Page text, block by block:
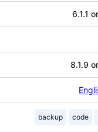
6.1.1
8.1.9
backup code